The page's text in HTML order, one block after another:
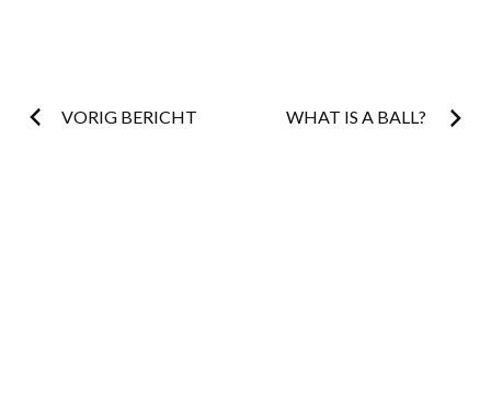
Post
VORIG BERICHT WHAT IS A BALL?